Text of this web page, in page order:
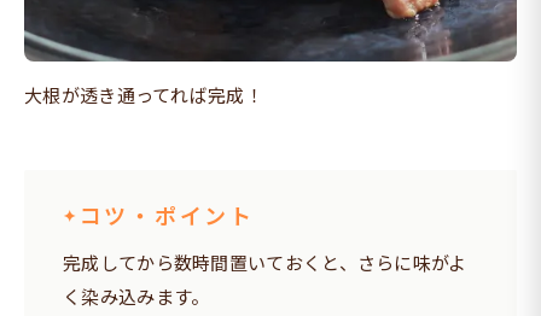
大根が透き通ってれば完成！
コツ・ポイント
完成してから数時間置いておくと、さらに味がよ
く染み込みます。